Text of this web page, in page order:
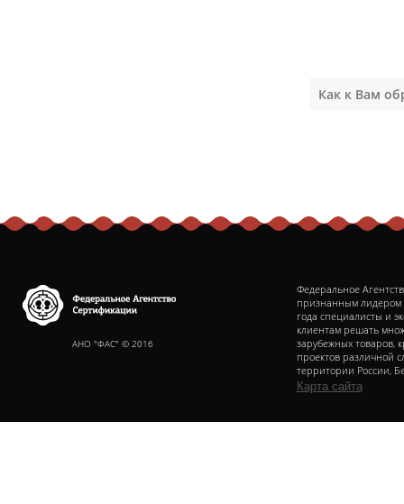
сертификаииАНО "ФАС" © 2016
Федеральное
признанным лидером
года специалисты и
клиентам решать
зарубежных товаров,
проектов различной
территории России,
Карта сайта